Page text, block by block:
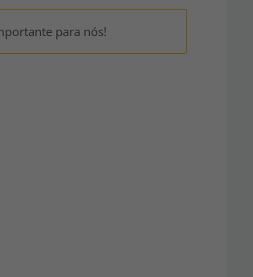
para nós!